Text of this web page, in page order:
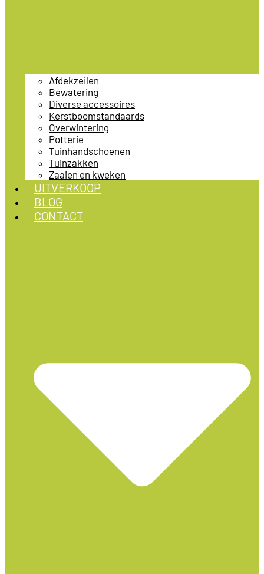
Afdekzeilen
Bewatering
Diverse accessoires
Kerstboomstandaards
Overwintering
Potterie
Tuinhandschoenen
Tuinzakken
Zaaien en kweken
UITVERKOOP
BLOG
CONTACT